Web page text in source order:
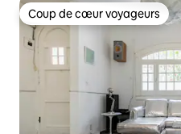
Coup de cœur voyageurs
Coup de cœur voyageurs